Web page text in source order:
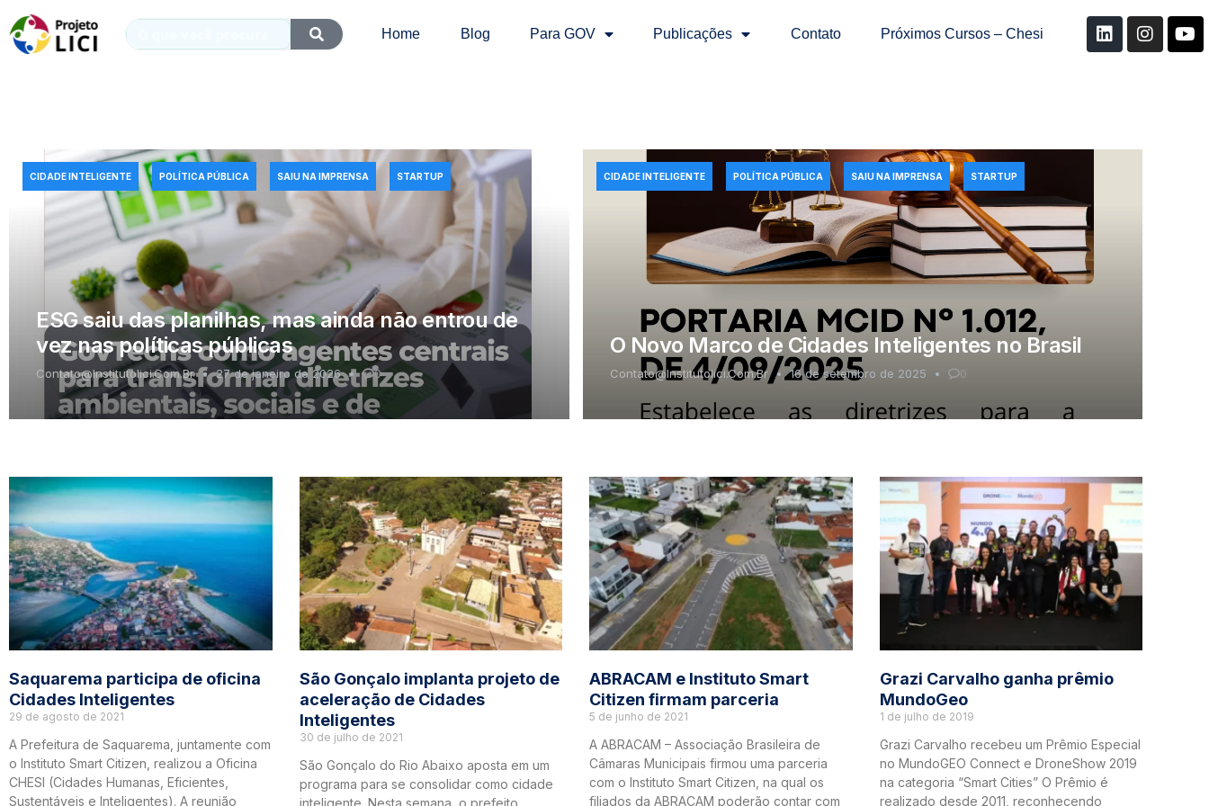
Home Blog Para GOV Publicações Contato Próximos Cursos – Chesi
ESG saiu das planilhas, mas ainda não entrou de
vez nas políticas públicas
Contato@institutolici.com.br 27 de janeiro de 2026 0
CIDADE INTELIGENTE POLÍTICA PÚBLICA SAIU NA IMPRENSA STARTUP
O Novo Marco de Cidades Inteligentes no Brasil
Contato@institutolici.com.br 16 de setembro de 2025 0
CIDADE INTELIGENTE POLÍTICA PÚBLICA SAIU NA IMPRENSA STARTUP
Saquarema participa de oficina
Cidades Inteligentes
29 de agosto de 2021
A Prefeitura de Saquarema, juntamente com
o Instituto Smart Citizen, realizou a Oficina
CHESI (Cidades Humanas, Eficientes,
Sustentáveis e Inteligentes). A reunião
São Gonçalo implanta projeto de
aceleração de Cidades
Inteligentes
30 de julho de 2021
São Gonçalo do Rio Abaixo aposta em um
programa para se consolidar como cidade
inteligente. Nesta semana, o prefeito
ABRACAM e Instituto Smart
Citizen firmam parceria
5 de junho de 2021
A ABRACAM – Associação Brasileira de
Câmaras Municipais firmou uma parceria
com o Instituto Smart Citizen, na qual os
filiados da ABRACAM poderão contar com
Grazi Carvalho ganha prêmio
MundoGeo
1 de julho de 2019
Grazi Carvalho recebeu um Prêmio Especial
no MundoGEO Connect e DroneShow 2019
na categoria “Smart Cities” O Prêmio é
realizado desde 2011, reconhecendo